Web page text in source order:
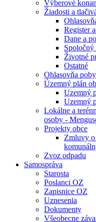
Výberové
Žiadosti a
Register
Dane a
Spoločný
Životné
Ostatné
Ohlasovňa
Územný plán
Uzemný
Uzemný
Lokálne a
osoby -
Projekty obce
Zmluvy
Zvoz odpadu
Samospráva
Starosta
Poslanci OZ
Zapisnice OZ
Uznesenia
Dokumenty
Všeobecne